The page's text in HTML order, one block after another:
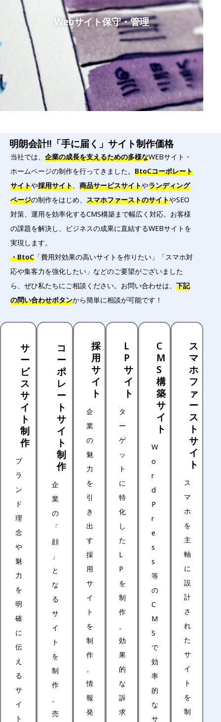
Webサイト保守・管理
明朗会計!!「手に届く」サイト制作価格
当社では、 企業の成長を支えるための多様なWEBサイト・
ホームページの制作を行ってきました。 BtoCコーポレート
サイトや採用サイト、 商品サービスサイトやランディング
ページの制作をはじめ、 スマホファーストのサイトやSEO
対策、運用を効率化するCMS構築まで幅広く対応。お客様
の課題を解決し、ビジネスの成果に直結するWEBサイトを
実現します。
・BtoC「費用対効果の高いサイトを作りたい」「スマホ対
応や集客力を強化したい」などのご要望がございました
ら、ぜひ私たちにご相談ください。お問い合わせは、 下記
の問い合わせボタンから簡単に相談が可能です！
サ
ー
ビ
ス
サ
イ
ト
制
作
ブ
ラ
ン
ド
理
念
や
魅
力
を
明
確
に
伝
え
る
サ
イ
ト
コ
ー
ポ
レ
ー
ト
サ
イ
ト
制
作
企
業
の
「
顔
」
と
な
る
サ
イ
ト
を
制
作
。
売
採
用
サ
イ
ト
企
業
の
魅
力
を
引
き
出
す
採
用
サ
イ
ト
を
制
作
。
情
報
発
L
P
サ
イ
ト
タ
ー
ゲ
ッ
ト
に
特
化
し
た
L
P
を
制
作
。
効
果
的
な
訴
求
C
M
S
構
築
サ
イ
ト
W
o
r
d
P
r
e
s
s
等
の
C
M
S
で
効
率
的
な
サ
ス
マ
ホ
フ
ァ
ー
ス
ト
サ
イ
ト
ス
マ
ホ
を
主
軸
に
設
計
さ
れ
た
サ
イ
ト
を
制